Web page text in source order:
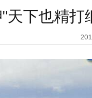
天下也精打